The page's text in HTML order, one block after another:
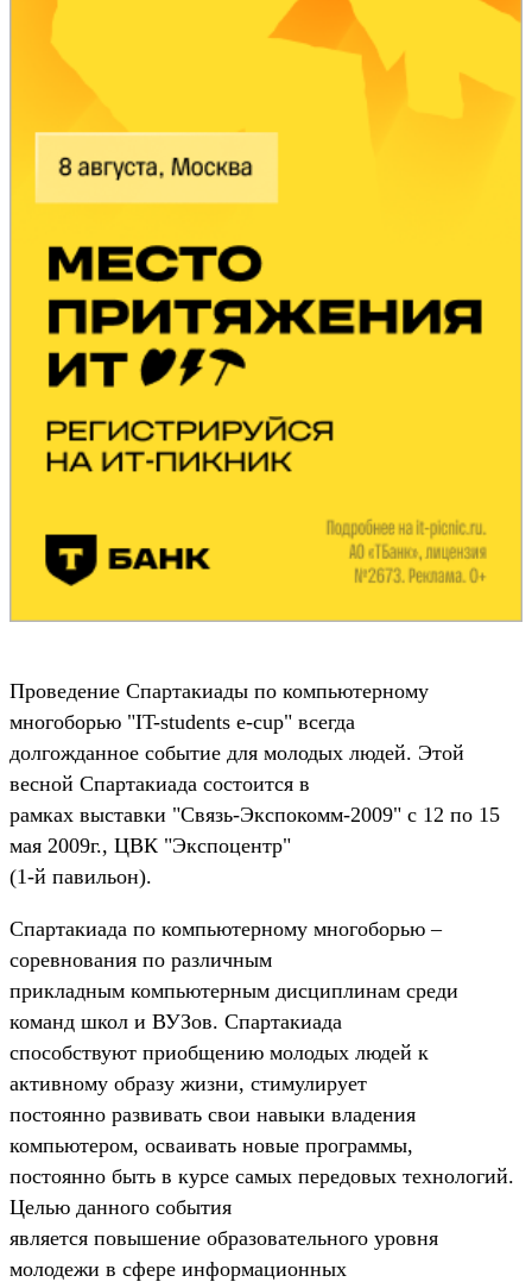
Проведение Спартакиады по компьютерному
многоборью "IT-students e-cup" всегда
долгожданное событие для молодых людей. Этой
весной Спартакиада состоится в
рамках выставки "Связь-Экспокомм-2009" с 12 по 15
мая 2009г., ЦВК "Экспоцентр"
(1-й павильон).
Спартакиада по компьютерному многоборью –
соревнования по различным
прикладным компьютерным дисциплинам среди
команд школ и ВУЗов. Спартакиада
способствуют приобщению молодых людей к
активному образу жизни, стимулирует
постоянно развивать свои навыки владения
компьютером, осваивать новые программы,
постоянно быть в курсе самых передовых технологий.
Целью данного события
является повышение образовательного уровня
молодежи в сфере информационных